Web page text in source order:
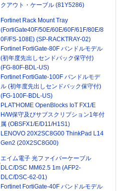
クアウト・ケーブル (81Y5286)
Fortinet Rack Mount Tray
(FortiGate40F/50E/60E/60F/61F/80E/8
0F/FS-108E) (SP-RACKTRAY-02)
Fortinet FortiGate-80F バンドルモデル
(初年度先出しセンドバック保守付)
(FG-80F-BDL-US)
Fortinet FortiGate-100F バンドルモデ
ル (初年度先出しセンドバック保守付)
(FG-100F-BDL-US)
PLAT'HOME OpenBlocks IoT FX1/E
H/W保守及びサブスクリプション1年付
属 (OBSFX1/E/D11/H1S1)
LENOVO 20X2SC8G00 ThinkPad L14
Gen2 (20X2SC8G00)
エイム電子 光ファイバーケーブル
DLC/DSC MM62.5 1m (AFP2-
DLC/DSC-62-01)
Fortinet FortiGate-40F バンドルモデル